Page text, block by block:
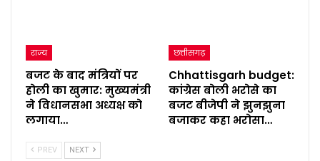
राज्य
बजट के बाद मंत्रियों पर
होली का खुमार: मुख्यमंत्री
ने विधानसभा अध्यक्ष को
लगाया…
छत्तीसगढ़
Chhattisgarh budget:
कांग्रेस बोली भरोसे का
बजट बीजेपी ने झुनझुना
बजाकर कहा भरोसा…
PREV NEXT